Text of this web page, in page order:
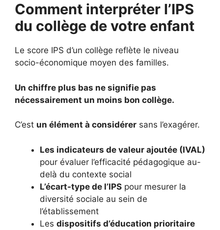
Comment interpréter l’IPS
du collège de votre enfant
Le score IPS d’un collège reflète le niveau
socio-économique moyen des familles.
Un chiffre plus bas ne signifie pas
nécessairement un moins bon collège.
C’est un élément à considérer sans l’exagérer.
Les indicateurs de valeur ajoutée (IVAL)
pour évaluer l’efficacité pédagogique au-
delà du contexte social
L’écart-type de l’IPS pour mesurer la
diversité sociale au sein de
l’établissement
Les dispositifs d’éducation prioritaire